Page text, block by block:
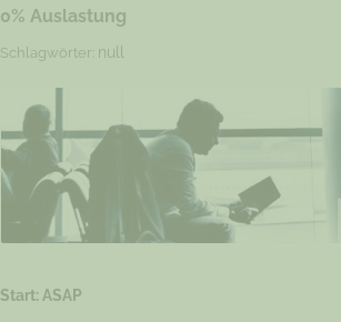
0% Auslastung
Schlagwörter: null
Start: ASAP